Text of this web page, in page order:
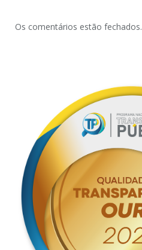
Os comentários estão fechados.